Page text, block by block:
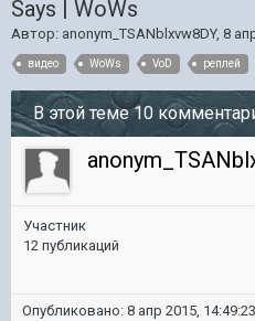
Says | WoWs
Автор: anonym_TSANblxvw8DY, 8
видео WoWs VoD реплей
В этой теме 10
Участник
12 публикаций
Опубликовано: 8 апр 2015, 14:49:23